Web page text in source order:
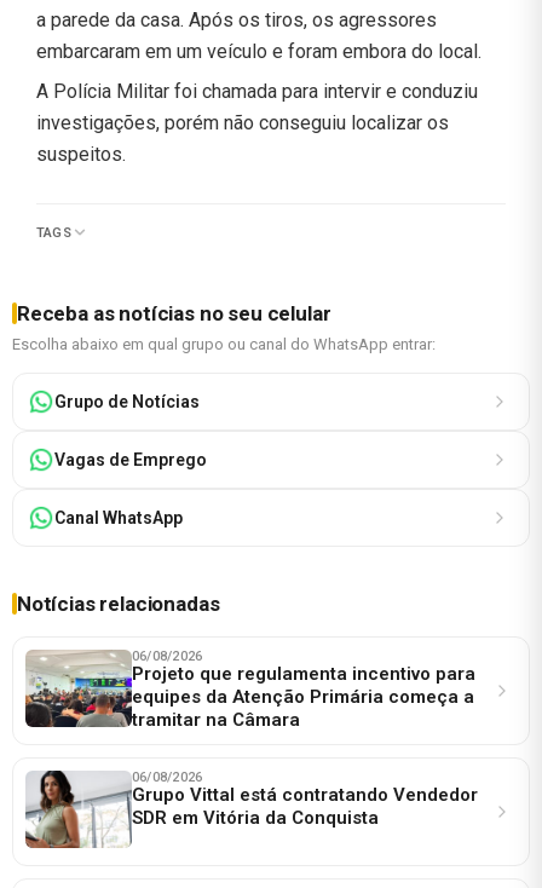
a parede da casa. Após os tiros, os agressores
embarcaram em um veículo e foram embora do local.
A Polícia Militar foi chamada para intervir e conduziu
investigações, porém não conseguiu localizar os
suspeitos.
TAGS
Receba as notícias no seu celular
Escolha abaixo em qual grupo ou canal do WhatsApp entrar:
Grupo de Notícias
Vagas de Emprego
Canal WhatsApp
Notícias relacionadas
06/08/2026
Projeto que regulamenta incentivo para
equipes da Atenção Primária começa a
tramitar na Câmara
06/08/2026
Grupo Vittal está contratando Vendedor
SDR em Vitória da Conquista